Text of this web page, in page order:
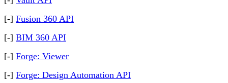
[-] Fusion 360 API
[-] BIM 360 API
[-] Forge: Viewer
[-] Forge: Design Automation API